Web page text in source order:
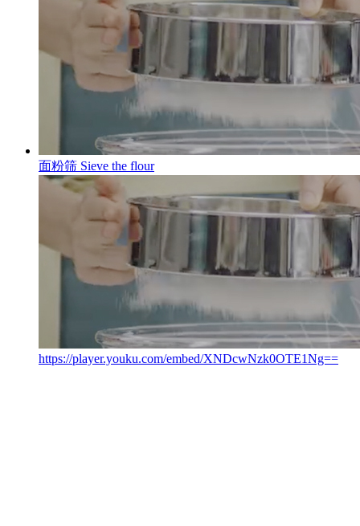
面粉筛 Sieve the flour
https://player.youku.com/embed/XNDcwNzk0OTE1Ng==